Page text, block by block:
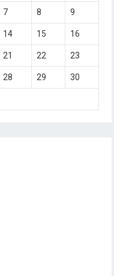
7 8 9
14 15 16
21 22 23
28 29 30